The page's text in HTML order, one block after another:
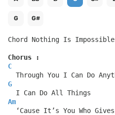
G G#
Chord Nothing Is
Chorus :
C
Through You I Can Do
G
  I Can Do All Things
Am
‘Cause It’s You Who